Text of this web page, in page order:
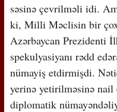
səsinə çevrilməli idi.
ki, Milli Məclisin bir çox
Azərbaycan Prezidenti
spekulyasiyanı rədd
nümayiş etdirmişdi.
yerinə yetirilməsinə nail
diplomatik